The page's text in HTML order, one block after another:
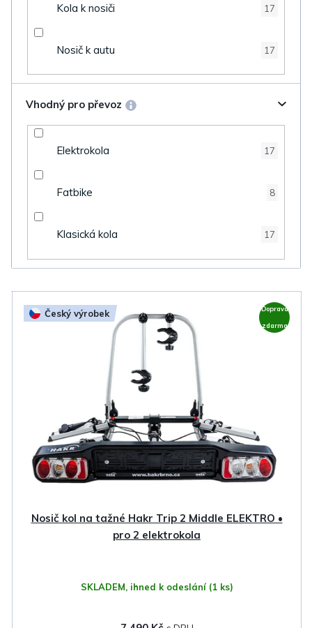
Kola k nosiči 17
Nosič k autu 17
Vhodný pro převoz
Elektrokola 17
Fatbike 8
Klasická kola 17
Český výrobek Doprava
zdarma
Nosič kol na tažné Hakr Trip 2 Middle ELEKTRO •
pro 2 elektrokola
SKLADEM, ihned k odeslání (1 ks)